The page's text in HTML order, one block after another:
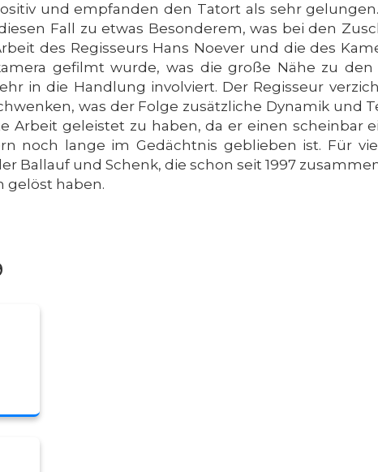
und empfanden den Tatort als sehr
Fall zu etwas Besonderem, was bei den
des Regisseurs Hans Noever und die des
gefilmt wurde, was die große Nähe zu den
in die Handlung involviert. Der Regisseur
was der Folge zusätzliche Dynamik und
Arbeit geleistet zu haben, da er einen scheinbar
noch lange im Gedächtnis geblieben ist. Für
Ballauf und Schenk, die schon seit 1997
gelöst haben.